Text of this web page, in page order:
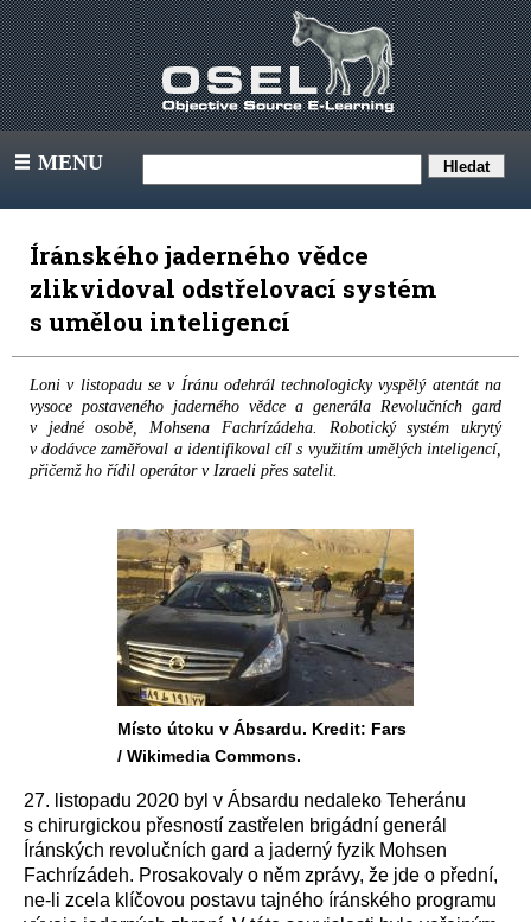
III MENU
Íránského jaderného vědce
zlikvidoval odstřelovací systém
s umělou inteligencí
Loni v listopadu se v Íránu odehrál technologicky vyspělý atentát na
vysoce postaveného jaderného vědce a generála Revolučních gard
v jedné osobě, Mohsena Fachrízádeha. Robotický systém ukrytý
v dodávce zaměřoval a identifikoval cíl s využitím umělých inteligencí,
přičemž ho řídil operátor v Izraeli přes satelit.
Místo útoku v Ábsardu. Kredit: Fars
/ Wikimedia Commons.
27. listopadu 2020 byl v Ábsardu nedaleko Teheránu
s chirurgickou přesností zastřelen brigádní generál
Íránských revolučních gard a jaderný fyzik Mohsen
Fachrízádeh. Prosakovaly o něm zprávy, že jde o přední,
ne-li zcela klíčovou postavu tajného íránského programu